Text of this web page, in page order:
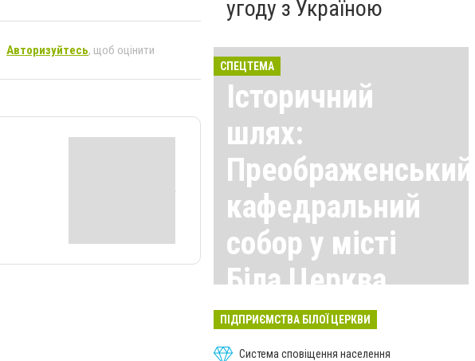
Авторизуйтесь, щоб оцінити
угоду з Україною
СПЕЦТЕМА
Історичний
шлях:
Преображенський
кафедральний
собор у місті
Біла Церква
Всі матеріали тут
ПІДПРИЄМСТВА БІЛОЇ ЦЕРКВИ
Система сповіщення населення